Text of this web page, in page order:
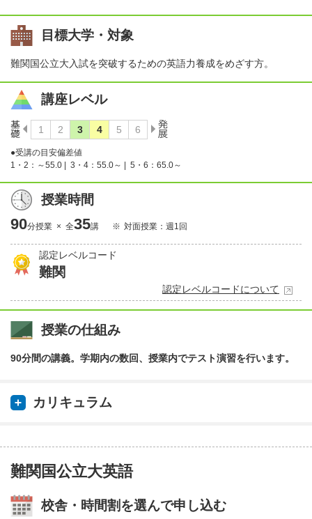
目標大学・対象
難関国公立大入試を突破するための英語力養成をめざす方。
講座レベル
●受講の目安偏差値
1・2：～55.0 |
3・4：55.0～ | 5・6：65.0～
授業時間
90分授業 × 全35講 対面授業：週1回
認定レベルコード
難関
認定レベルコードについて
授業の仕組み
90分間の講義。学期内の数回、授業内でテスト演習を行います。
カリキュラム
難関国公立大英語
校舎・時間割を選んで申し込む